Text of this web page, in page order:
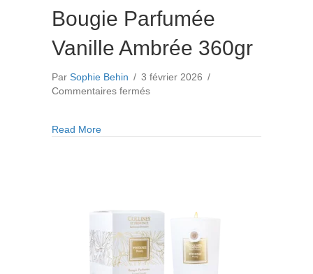
Bougie Parfumée
Vanille Ambrée 360gr
Par Sophie Behin / 3 février 2026 /
Commentaires ferméssur
Read Moreabout Bougie Parfumée Vanille Ambrée 360gr